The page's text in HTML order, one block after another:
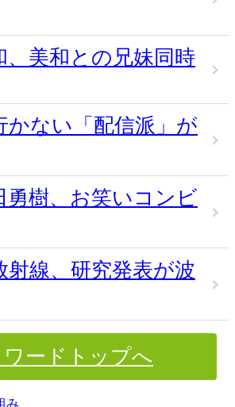
、美和との兄妹同時
かない「配信派」が
勇樹、お笑いコンビ
射線、研究発表が波
ードトップへ
み